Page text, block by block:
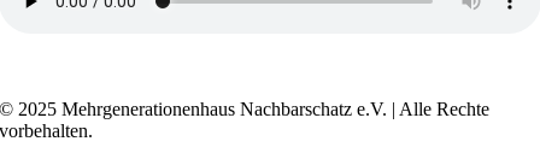
© 2025 Mehrgenerationenhaus Nachbarschatz e.V. | Alle Rechte
vorbehalten.